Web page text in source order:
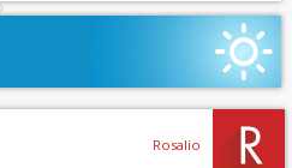
Rosalio